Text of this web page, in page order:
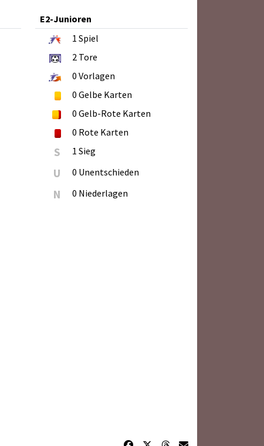
E2-Junioren
1 Spiel
2 Tore
0 Vorlagen
0 Gelbe Karten
0 Gelb-Rote Karten
0 Rote Karten
S 1 Sieg
U 0 Unentschieden
N 0 Niederlagen